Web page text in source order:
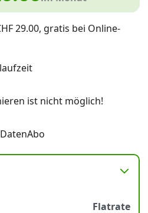
29.00, gratis bei Online-
ist nicht möglich!
Flatrate